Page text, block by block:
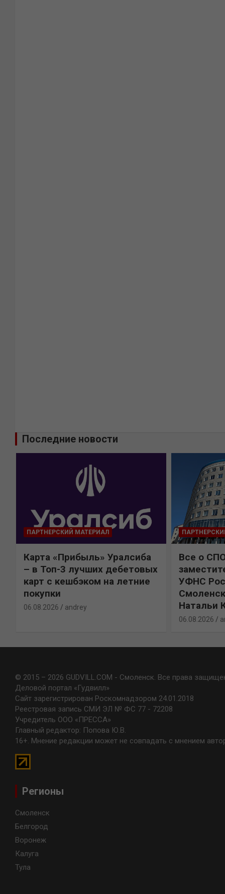
Последние новости
ПАРТНЕРСКИЙ МАТЕРИАЛ
Карта «Прибыль» Уралсиба
– в Топ-3 лучших дебетовых
карт с кешбэком на летние
покупки
06.08.2026 andrey
Все о
УФНС
Натальи
06.08.2026
© 2015 – 2026 GUDVILL.COM - Смоленск. Все права
Деловой портал «Гудвилл»
Сайт зарегистрирован Роскомнадзором 24.01.2018
Реестровая запись СМИ ЭЛ № ФС 77 - 72208
Учредитель ООО «ПРЕССА»
Главный редактор: Попова Ю.В.
16+. Мнение редакции может не совпадать с мнением
Регионы
Смоленск
Белгород
Воронеж
Калуга
Тула